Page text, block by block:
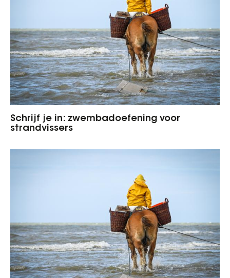
Schrijf je in: zwembadoefening voor
strandvissers